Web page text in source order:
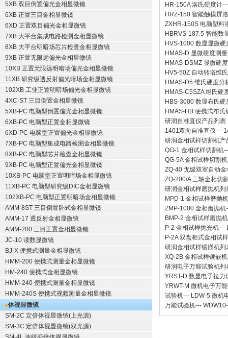
5XB 双目倒置偏光金相显微镜
6XB 正置三目金相显微镜
6XD 正置双目偏光金相显微镜
7XB 大平台集成电路检测金相显微镜
8XB 大平台明暗场芯片检查金相显微镜
9XB 正置无限远偏光金相显微镜
10XB 正置无限远明暗场偏光金相显微镜
11XB 研究级透反射偏光暗场金相显微镜
102XB 工业正置明暗场偏光金相显微镜
4XC-ST 三目倒置金相显微镜
5XB-PC 电脑型倒置偏光金相显微镜
6XB-PC 电脑型正置金相显微镜
6XD-PC 电脑型正置偏光金相显微镜
7XB-PC 电脑型集成电路检测金相显微镜
8XB-PC 电脑型芯片检查金相显微镜
9XB-PC 电脑型正置偏光金相显微镜
10XB-PC 电脑型正置明暗场金相显微镜
11XB-PC 电脑型研究级DIC金相显微镜
102XB-PC 电脑型正置明暗场金相显微镜
AMM-8ST 三目倒置卧式金相显微镜
AMM-17 透反射金相显微镜
AMM-200 三目正置金相显微镜
JC-10 读数显微镜
BJ-X 便携式测量金相显微镜
HMM-200 便携式测量金相显微镜
HM-240 便携式金相显微镜
HMM-240 便携式测量金相显微镜
HMM-240S 便携式视频测量金相显微镜
体视显微镜
SM-2C 定倍体视显微镜(上光源)
SM-3C 定倍体视显微镜(双光源)
HR-150A 洛氏硬度计
HRZ-150 智能触摸屏
ZXHR-150S 电脑塑料
HBRVS-187.5 智能数
HVS-1000 数显显微硬
HMAS-D 显微硬度测
HMAS-DSMZ 显微硬
HV5-50Z 自动转塔维
HMAS-D5 维氏硬度分
HMAS-C5SZA 维氏硬
HBS-3000 数显布氏硬
HMAS-HB 便携式布氏
研润自准直仪产品列表
1401双向自准直仪---
研润金相试样切割机产
QG-1 金相试样切割机
QG-5A 金相试样切割机
ZQ-40 无级双室自动金
ZQ-200/A 三轴金相切
研润金相试样磨抛机列
MPD-1 金相试样磨抛机
ZMP-1000 金相磨抛机
BMP-2 金相试样磨抛机
P-2 金相试样抛光机---
P-2A 双盘柜式金相试
研润金相试样镶嵌机列
XQ-2B 金相试样镶嵌机
研润电子万能试验机列
YRST-D 数显电子拉力
YRWT-M 微机电子万
试验机--- LDW-5 微机
万能试验机---